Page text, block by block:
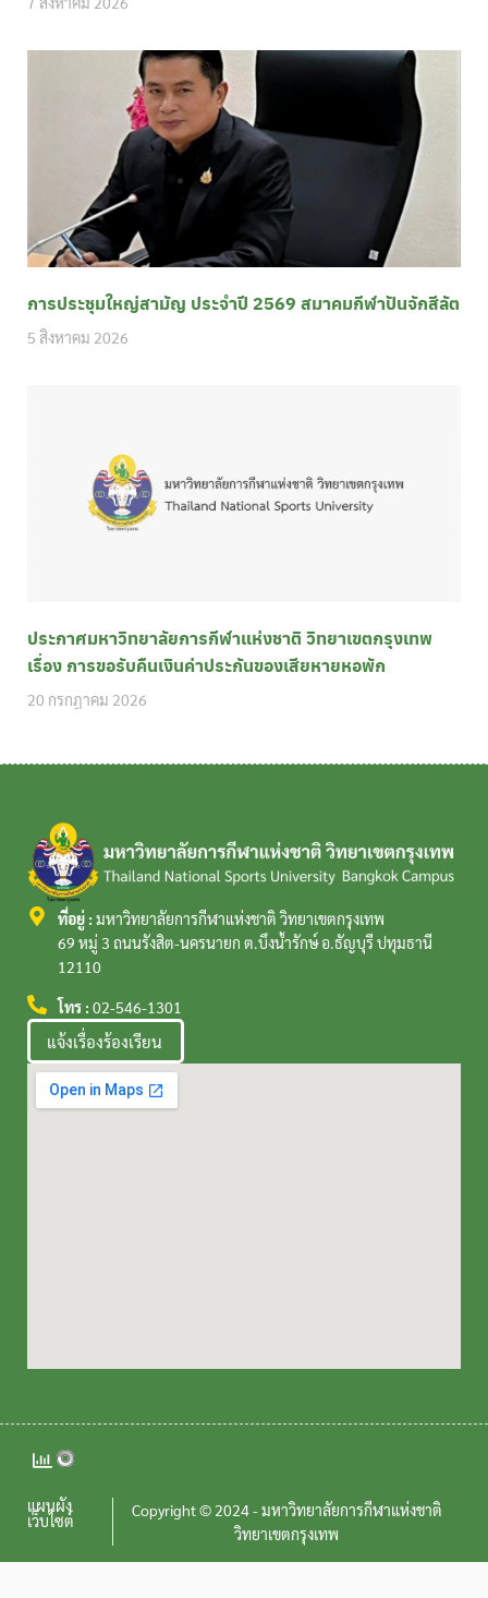
การประชุมใหญ่สามัญ ประจำปี 2569 สมาคมกีฬาปันจักสีลัต
5 สิงหาคม 2026
ประกาศมหาวิทยาลัยการกีฬาแห่งชาติ วิทยาเขตกรุงเทพ
เรื่อง การขอรับคืนเงินค่าประกันของเสียหายหอพัก
20 กรกฎาคม 2026
ที่อยู่ : มหาวิทยาลัยการกีฬาแห่งชาติ วิทยาเขตกรุงเทพ
69 หมู่ 3 ถนนรังสิต-นครนายก ต.บึงน้ำรักษ์ อ.ธัญบุรี ปทุมธานี
12110
โทร : 02-546-1301
แจ้งเรื่องร้องเรียน
แผนผัง
เว็บไซต์
Copyright © 2024 - มหาวิทยาลัยการกีฬาแห่งชาติ
วิทยาเขตกรุงเทพ